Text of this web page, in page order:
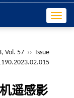
Vol. 57 ››
Issue
遥感影